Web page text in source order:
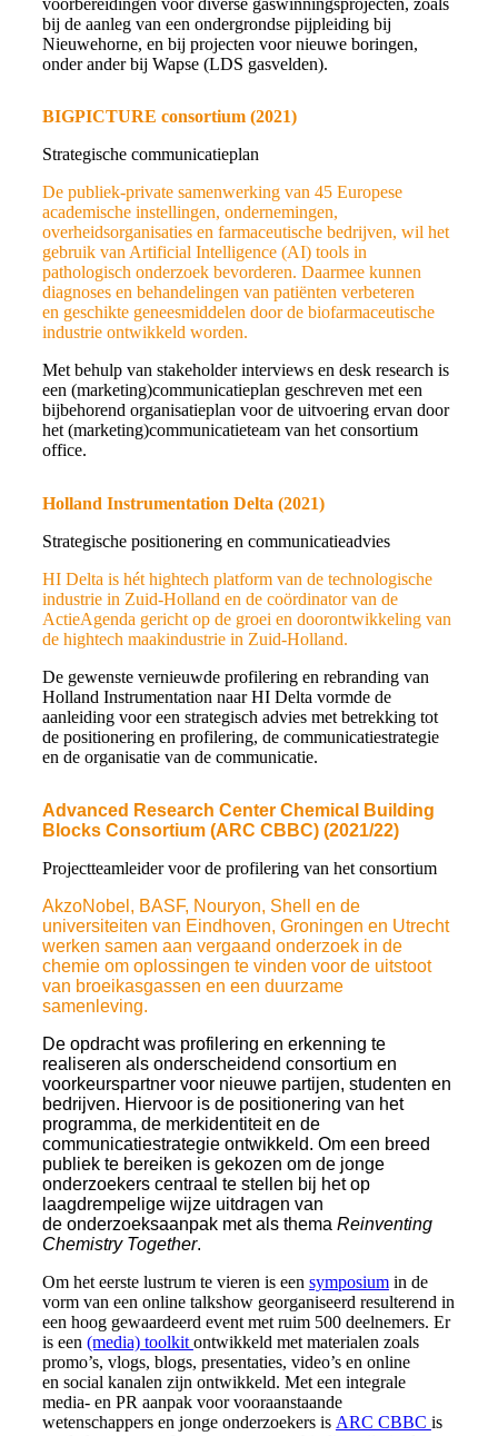
bij de aanleg van een ondergrondse pijpleiding bij
Nieuwehorne, en bij projecten voor nieuwe boringen,
onder ander bij Wapse (LDS gasvelden).
BIGPICTURE consortium (2021)
Strategische communicatieplan
De publiek-private samenwerking van 45 Europese
academische instellingen, ondernemingen,
overheidsorganisaties en farmaceutische bedrijven, wil het
gebruik van Artificial Intelligence (AI) tools in
pathologisch onderzoek bevorderen. Daarmee kunnen
diagnoses en behandelingen van patiënten verbeteren
en geschiktegeneesmiddelen door de biofarmaceutische
industrie ontwikkeld worden.
Met behulp van stakeholder interviews en desk research is
een (marketing)communicatieplan geschreven met een
bijbehorend organisatieplan voor de uitvoering ervan door
het (marketing)communicatieteam van het consortium
office.
Holland Instrumentation Delta (2021)
Strategische positionering en communicatieadvies
HI Delta is hét hightech platform van de technologische
industrie in Zuid-Holland en de coördinator van de
ActieAgenda gericht op de groei en doorontwikkeling van
de hightech maakindustrie in Zuid-Holland.
De gewenste vernieuwde profilering en rebranding van
Holland Instrumentation naar HI Delta vormde de
aanleiding voor een strategisch advies met betrekking tot
de positionering en profilering, de communicatiestrategie
en de organisatie van de communicatie.
Advanced Research Center Chemical Building
Blocks Consortium (ARC CBBC) (2021/22)
Projectteamleider voor de profilering van het consortium
AkzoNobel, BASF, Nouryon, Shell en de
universiteiten van Eindhoven, Groningen en Utrecht
werken samen aan vergaand onderzoek in de
chemie om oplossingen te vinden voor de uitstoot
van broeikasgassen en een duurzame
samenleving.
De opdracht was profilering en erkenning te
realiseren als onderscheidend consortium en
voorkeurspartner voor nieuwe partijen, studenten en
bedrijven. Hiervoor is de positionering van het
programma, de merkidentiteit en de
communicatiestrategie ontwikkeld. Om een breed
publiek te bereiken is gekozen om de jonge
onderzoekers centraal te stellen bij het op
laagdrempelige wijze uitdragen van
de onderzoeksaanpak met als thema Reinventing
Chemistry Together.
Om het eerste lustrum te vieren is een symposiumin de
vorm van een online talkshow georganiseerd resulterend in
een hoog gewaardeerd event met ruim 500 deelnemers. Er
is een (media) toolkit ontwikkeld met materialen zoals
promo’s, vlogs, blogs, presentaties, video’s en online
en social kanalen zijn ontwikkeld. Met een integrale
media- en PR aanpak voor vooraanstaande
wetenschappers en jonge onderzoekers is ARC CBBC is